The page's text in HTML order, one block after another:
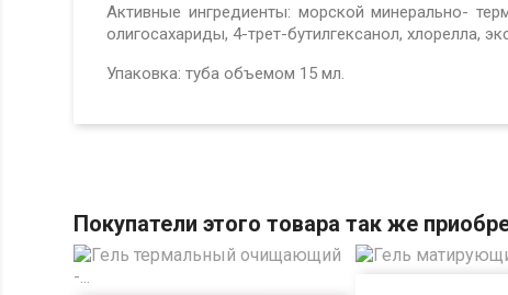
Активные ингредиенты: морской минерально-
олигосахариды, 4-трет-бутилгексанол, хлорелла,
Упаковка: туба объемом 15 мл.
Покупатели этого товара так же